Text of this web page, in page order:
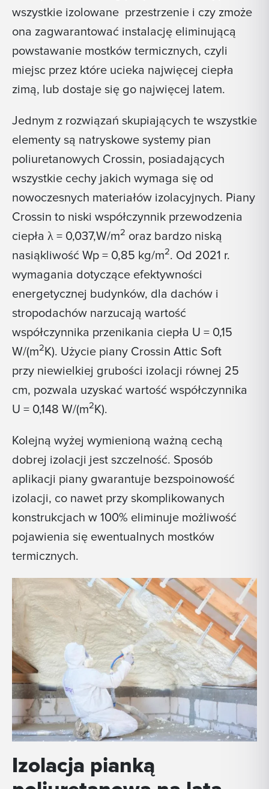
wszystkie izolowane przestrzenie i czy zmoże
ona zagwarantować instalację eliminującą
powstawanie mostków termicznych, czyli
miejsc przez które ucieka najwięcej ciepła
zimą, lub dostaje się go najwięcej latem.
Jednym z rozwiązań skupiających te wszystkie
elementy są natryskowe systemy pian
poliuretanowych Crossin, posiadających
wszystkie cechy jakich wymaga się od
nowoczesnych materiałów izolacyjnych. Piany
Crossin to niski współczynnik przewodzenia
ciepła λ = 0,037,W/m2 oraz bardzo niską
nasiąkliwość Wp = 0,85 kg/m2. Od 2021 r.
wymagania dotyczące efektywności
energetycznej budynków, dla dachów i
stropodachów narzucają wartość
współczynnika przenikania ciepła U = 0,15
W/(m2 K). Użycie piany Crossin Attic Soft
przy niewielkiej grubości izolacji równej 25
cm, pozwala uzyskać wartość współczynnika
U = 0,148 W/(m2 K).
Kolejną wyżej wymienioną ważną cechą
dobrej izolacji jest szczelność. Sposób
aplikacji piany gwarantuje bezspoinowość
izolacji, co nawet przy skomplikowanych
konstrukcjach w 100% eliminuje możliwość
pojawienia się ewentualnych mostków
termicznych.
Izolacja pianką